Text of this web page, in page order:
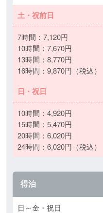
土・祝前日
7時間：7,120円
10時間：7,670円
13時間：8,770円
16時間：9,870円（税込）
日・祝日
10時間：4,920円
15時間：5,470円
20時間：6,020円
24時間：6,020円（税込）
得泊
日～金・祝日